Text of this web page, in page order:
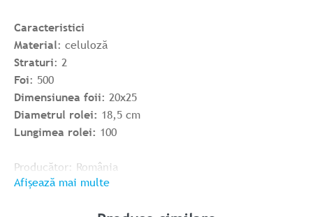
Caracteristici
Material: celuloză
Straturi: 2
Foi: 500
Dimensiunea foii: 20x25
Diametrul rolei: 18,5 cm
Lungimea rolei: 100
Producător: România
Afișează mai multe